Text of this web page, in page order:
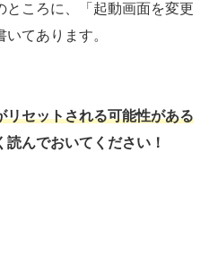
ころに、「起動画面を変更
てあります。
リセットされる可能性がある
んでおいてください！